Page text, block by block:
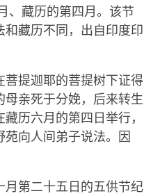
、藏历的第四月。该节
和藏历不同，出自印度印
提迦耶的菩提树下证得
亲死于分娩，后来转生
历六月的第四日举行，
向人间弟子说法。因
第二十五日的五供节纪